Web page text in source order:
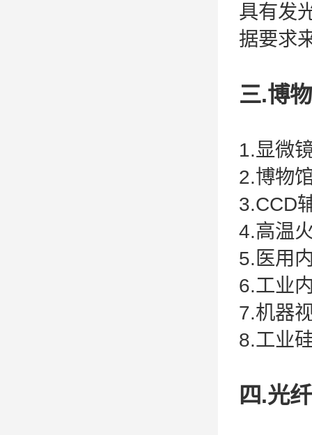
具有发
据要求
三.博
1.显微
2.博物
3.CCD
4.高温
5.医用
6.工业
7.机器
8.工业
四.光